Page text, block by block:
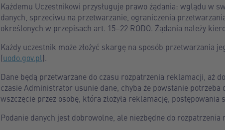
Każdemu Uczestnikowi przysługuje prawo żądania: wglądu w
danych, sprzeciwu na przetwarzanie, ograniczenia
określonych w przepisach art. 15–22 RODO. Żądania należy
Każdy uczestnik może złożyć skargę na sposób przetwarzania
(uodo.gov.pl).
Dane będą przetwarzane do czasu rozpatrzenia reklamacji, aż
czasie Administrator usunie dane, chyba że powstanie
wszczęcie przez osobę, która złożyła reklamację, postępowania
Podanie danych jest dobrowolne, ale niezbędne do rozpatrzenia